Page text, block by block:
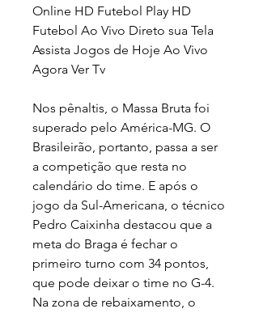
Online HD Futebol Play HD
Futebol Ao Vivo Direto sua Tela
Assista Jogos de Hoje Ao Vivo
Agora Ver Tv
Nos pênaltis, o Massa Bruta foi
superado pelo América-MG. O
Brasileirão, portanto, passa a ser
a competição que resta no
calendário do time. E após o
jogo da Sul-Americana, o técnico
Pedro Caixinha destacou que a
meta do Braga é fechar o
primeiro turno com 34 pontos,
que pode deixar o time no G-4.
Na zona de rebaixamento, o